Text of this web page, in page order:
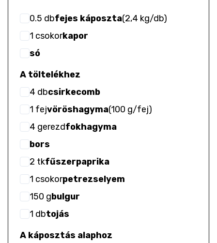
0.5 dbfejes káposzta(2,4 kg/db)
1 csokorkapor
só
A töltelékhez
4 dbcsirkecomb
1 fejvöröshagyma(100 g/fej)
4 gerezdfokhagyma
bors
2 tkfűszerpaprika
1 csokorpetrezselyem
150 gbulgur
1 dbtojás
A káposztás alaphoz